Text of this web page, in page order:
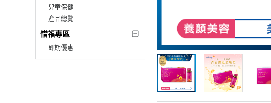
兒童保健
產品總覽
惜福專區
即期優惠